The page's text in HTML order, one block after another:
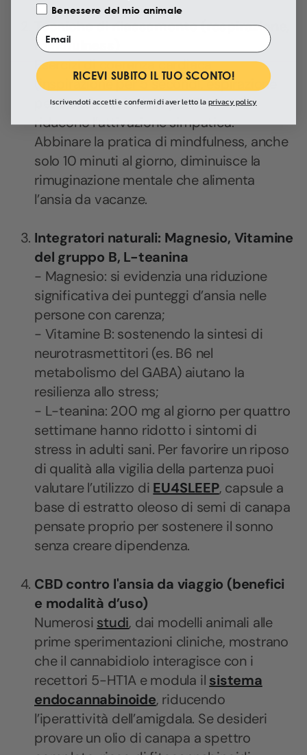
Tecniche di rilassamento (respirazione,
mindfulness)
Esercizi di coerenza cardiaca
(inspirazione per 5 secondi, espirazione
per 5 secondi, il tutto per 5 minuti)
riducono l’attivazione simpatica.
Abbinare la pratica di mindfulness, anche
solo 10 minuti al giorno, diminuisce la
rimuginazione mentale che alimenta
l’ansia da vacanze.
Integratori naturali: Magnesio, Vitamine
del gruppo B, L-teanina
- Magnesio: si evidenzia una riduzione
significativa dei punteggi d’ansia nelle
persone con carenza;
- Vitamine B: sostenendo la sintesi di
neurotrasmettitori (es. B6 nel
metabolismo del GABA) aiutano la
resilienza allo stress;
- L-teanina: 200 mg al giorno per quattro
settimane hanno ridotto i sintomi di
stress in adulti sani. Per favorire un riposo
di qualità alla vigilia della partenza puoi
valutare l’utilizzo di EU4SLEEP, capsule a
base di estratto oleoso di semi di canapa
pensate proprio per sostenere il sonno
senza creare dipendenza.
CBD contro l'ansia da viaggio (benefici
e modalità d’uso)
Numerosi studi, dai modelli animali alle
prime sperimentazioni cliniche, mostrano
che il cannabidiolo interagisce con i
recettori 5-HT1A e modula il sistema
endocannabinoide, riducendo
l’iperattività dell’amigdala. Se desideri
provare un olio di canapa a spettro
Benessere del mio animale
Email
RICEVI SUBITO IL TUO SCONTO!
Iscrivendoti accetti e confermi di aver letto laprivacy policy